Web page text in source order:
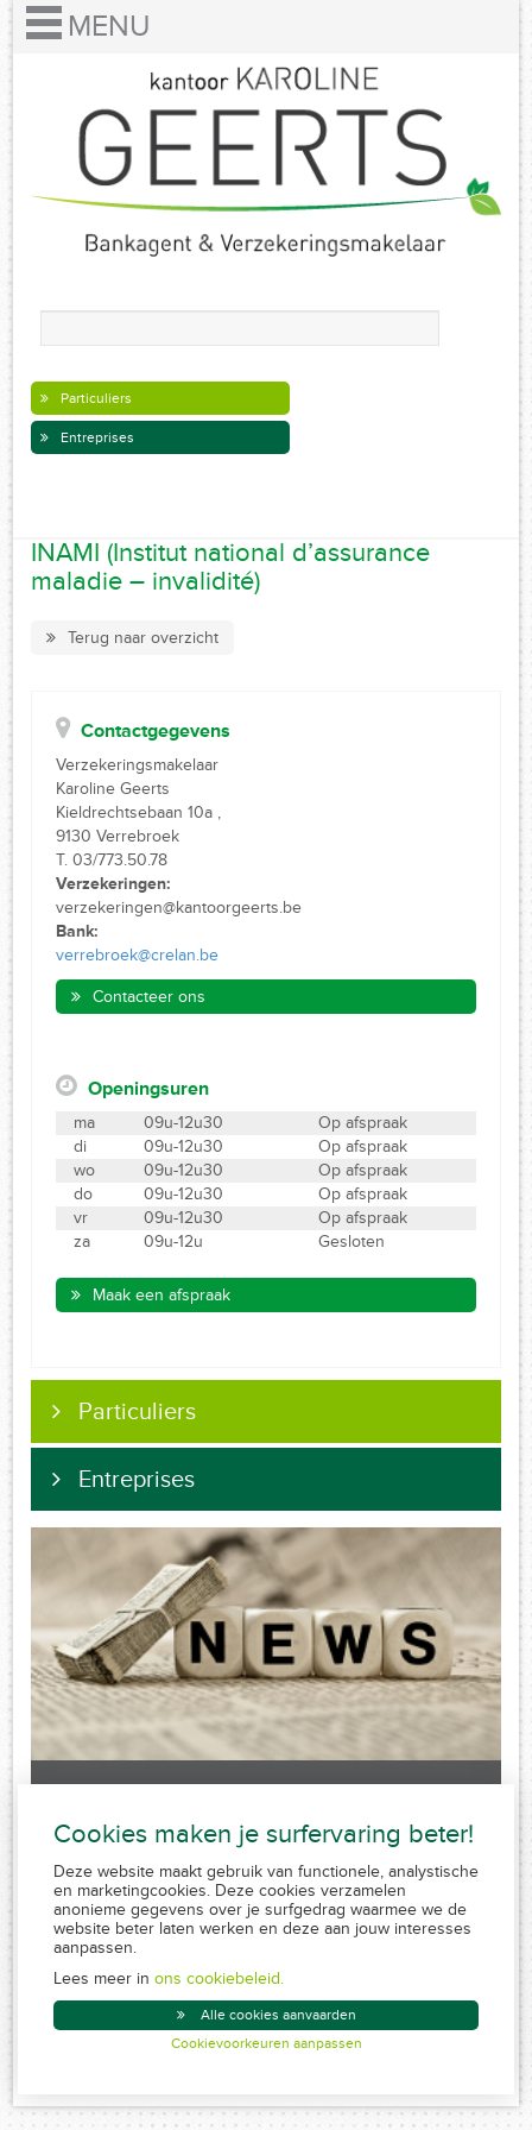
Particuliers
Entreprises
INAMI (Institut national d’assurance
maladie – invalidité)
Terug naar overzicht
Contactgegevens
Verzekeringsmakelaar
Karoline Geerts
Kieldrechtsebaan 10a ,
9130 Verrebroek
T. 03/773.50.78
Verzekeringen:
verzekeringen@kantoorgeerts.be
Bank:
verrebroek@crelan.be
Contacteer ons
Openingsuren
ma 09u-12u30
Op afspraak
di
09u-12u30
Op afspraak
wo
09u-12u30
Op afspraak
do
09u-12u30
Op afspraak
vr
09u-12u30
Op afspraak
za
09u-12u Gesloten
Maak een afspraak
Particuliers
Entreprises
Sorry, no posts matched your criteria.
Conduite MiFID
Created by Insucommerce
Cookies maken je surfervaring beter!
Deze website maakt gebruik van functionele, analystische
en marketingcookies. Deze cookies verzamelen
anonieme gegevens over je surfgedrag waarmee we de
website beter laten werken en deze aan jouw interesses
aanpassen.
Lees meer in ons cookiebeleid.
Alle cookies aanvaarden
Cookievoorkeuren aanpassen